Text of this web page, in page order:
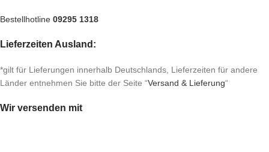
Bestellhotline 09295 1318
Lieferzeiten Ausland:
*gilt für Lieferungen innerhalb Deutschlands, Lieferzeiten für andere
Länder entnehmen Sie bitte der Seite “Versand & Lieferung“
Wir versenden mit